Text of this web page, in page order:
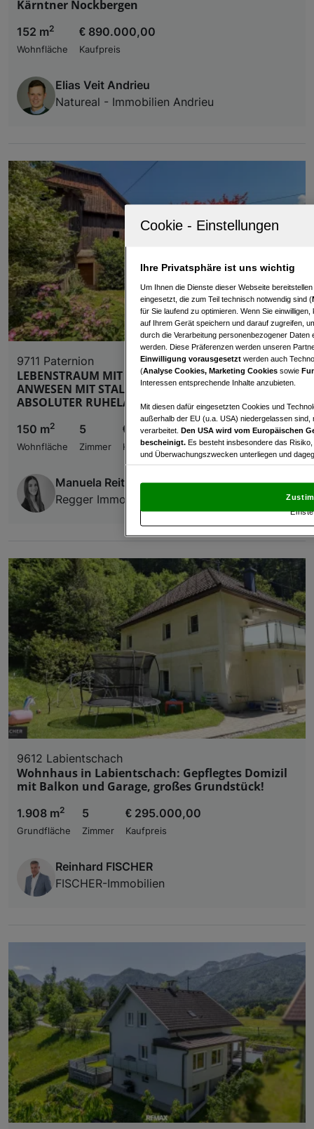
Kärntner Nockbergen
152 m2
Wohnfläche
€ 890.000,00
Kaufpreis
Elias Veit Andrieu
Natureal - Immobilien Andrieu
9711 Paternion
LEBENSTRAUM MIT WEITBLICK – IDYLLISCHES
ANWESEN MIT STALL, WIESEN UND WALD IN
ABSOLUTER RUHELAGE IN PATERNION!
150 m2
Wohnfläche
5
Zimmer
€ 539.000,00
Kaufpreis
Manuela Reiter
Regger Immobilien Hermann Regger e.U.
9612 Labientschach
Wohnhaus in Labientschach: Gepflegtes Domizil
mit Balkon und Garage, großes Grundstück!
1.908 m2
Grundfläche
5
Zimmer
€ 295.000,00
Kaufpreis
Reinhard FISCHER
FISCHER-Immobilien
Ihre Privatsphäre ist uns wichtig
Um Ihnen die Dienste dieser Webseite
eingesetzt, die zum Teil technisch notwendig sind (
für Sie laufend zu optimieren. Wenn Sie
auf Ihrem Gerät speichern und darauf zugreifen,
durch die Verarbeitung personenbezogener
werden. Diese Präferenzen werden unseren
Einwilligung vorausgesetzt werden auch
(Analyse Cookies, Marketing Cookies sowie
Interessen entsprechende Inhalte anzubieten.
Mit diesen dafür eingesetzten Cookies und
außerhalb der EU (u.a. USA) niedergelassen
verarbeitet. Den USA wird vom Europäischen
bescheinigt. Es besteht insbesondere das
und Überwachungszwecken unterliegen und
und Widerspruch gegen die Verarbeitung auf der
„Cookie Einstellungen“, die sich auf jeder Seite
Verwendung genauer Standortdaten.
Zugriff auf Informationen auf einem Endgerät.
und der Performance von Inhalten,
Liste der Partner (Lieferanten)